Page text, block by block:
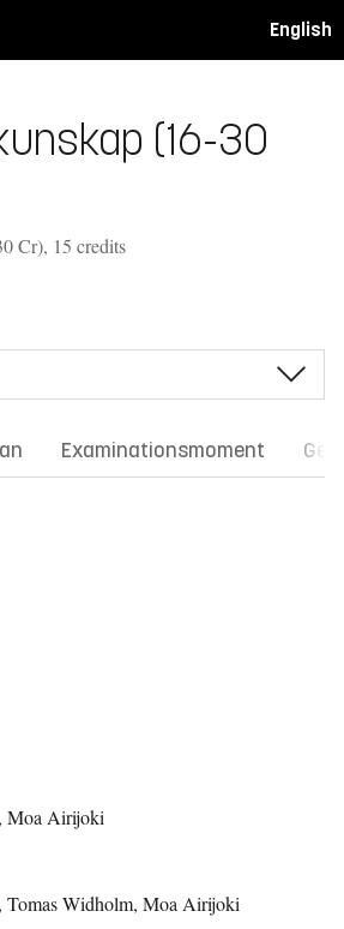
English
(16-30
Cr), 15 credits
Examinationsmoment
Moa Airijoki
Tomas Widholm, Moa Airijoki